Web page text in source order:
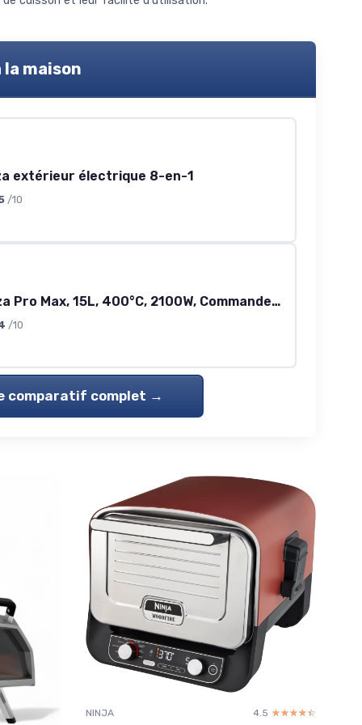
maison
extérieur électrique 8-en-1
/10
Four à Pizza Pro Max, 15L, 400°C, 2100W, Commandes Tactiles, Pierre et Pelle Incluses, Chaleur Haut/Bas, Minuterie, Compact et Portable, Utilisation Intérieure/Extérieure, 112780
/10
comparatif complet →
NINJA 4.5 ☆☆☆☆☆
★★★★★